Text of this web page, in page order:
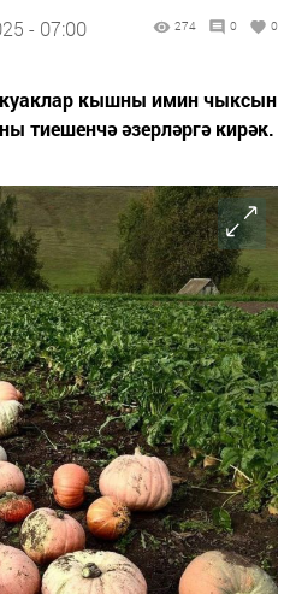
- 07:00 274 0 0
кышны имин чыксын
тиешенчә әзерләргә кирәк.